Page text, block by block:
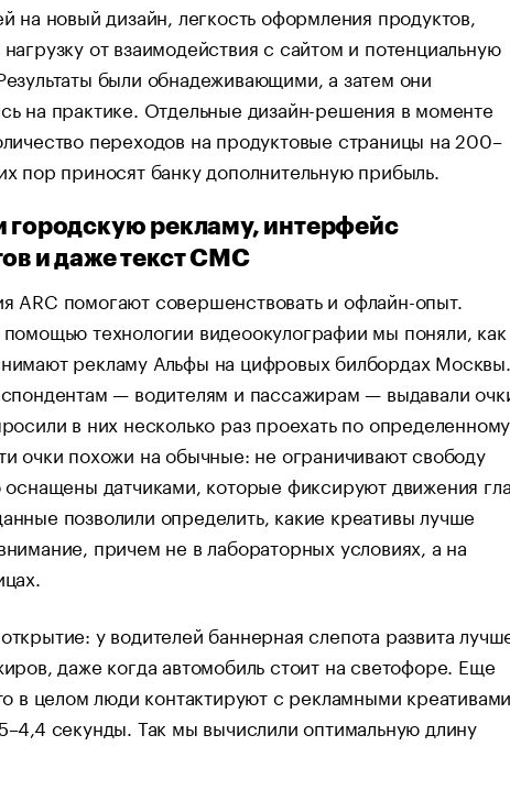
на новый дизайн, легкость оформления продуктов,
от взаимодействия с сайтом и потенциальную
были обнадеживающими, а затем они
на практике. Отдельные дизайн-решения в моменте
переходов на продуктовые страницы на 200–
пор приносят банку дополнительную прибыль.
городскую рекламу, интерфейс
и даже текст СМС
ARC помогают совершенствовать и офлайн-опыт.
технологии видеоокулографии мы поняли, как
рекламу Альфы на цифровых билбордах Москвы.
— водителям и пассажирам — выдавали
в них несколько раз проехать по определенному
очки похожи на обычные: не ограничивают свободу
оснащены датчиками, которые фиксируют движения
позволили определить, какие креативы лучше
причем не в лабораторных условиях, а на
у водителей баннерная слепота развита
даже когда автомобиль стоит на светофоре. Еще
в целом люди контактируют с рекламными
секунды. Так мы вычислили оптимальную длину